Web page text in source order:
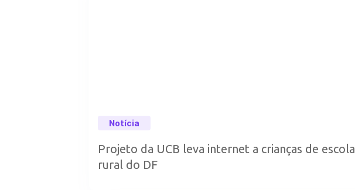
Notícia
Projeto da UCB leva internet a crianças de escola
rural do DF